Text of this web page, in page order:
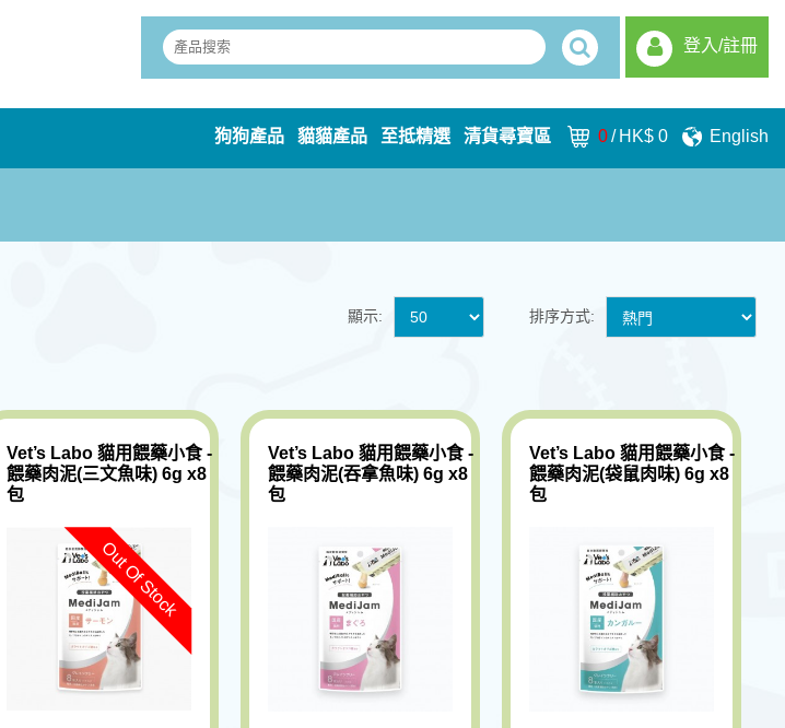
登入/註冊
狗狗產品 貓貓產品 至抵精選 清貨尋寶區 0/ HK$ 0 English
排序方式:
顯示:
Vet’s Labo 貓用餵藥小食 -
餵藥肉泥(三文魚味) 6g x8
包
Out Of Stock
Vet’s Labo 貓用餵藥小食 -
餵藥肉泥(吞拿魚味) 6g x8
包
Vet’s Labo 貓用餵藥小食 -
餵藥肉泥(袋鼠肉味) 6g x8
包